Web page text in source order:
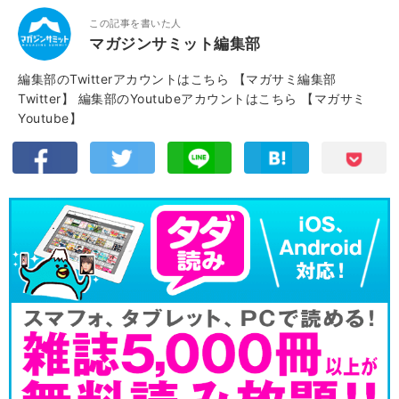
この記事を書いた人
マガジンサミット編集部
編集部のTwitterアカウントはこちら
【マガサミ編集部
Twitter】
編集部のYoutubeアカウントはこちら
【マガサミ
Youtube】